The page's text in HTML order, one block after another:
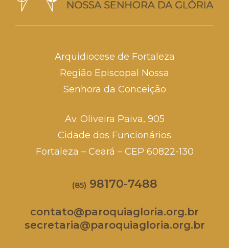
Arquidiocese de Fortaleza
Região Episcopal Nossa
Senhora da Conceição
Av. Oliveira Paiva, 905
Cidade dos Funcionários
Fortaleza – Ceará – CEP 60822-130
(85) 98170-7488
contato@paroquiagloria.org.br
secretaria@paroquiagloria.org.br